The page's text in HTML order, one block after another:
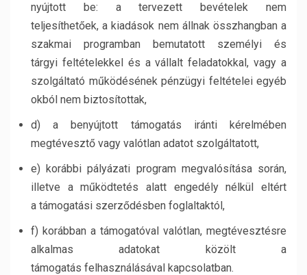
nyújtott be: a tervezett bevételek nem
teljesíthetőek, a kiadások nem állnak összhangban a
szakmai programban bemutatott személyi és
tárgyi feltételekkel és a vállalt feladatokkal, vagy a
szolgáltató működésének pénzügyi feltételei egyéb
okból nem biztosítottak,
d) a benyújtott támogatás iránti kérelmében
megtévesztő vagy valótlan adatot szolgáltatott,
e) korábbi pályázati program megvalósítása során,
illetve a működtetés alatt engedély nélkül eltért
a támogatási szerződésben foglaltaktól,
f) korábban a támogatóval valótlan, megtévesztésre
alkalmas adatokat közölt a
támogatás felhasználásával kapcsolatban.